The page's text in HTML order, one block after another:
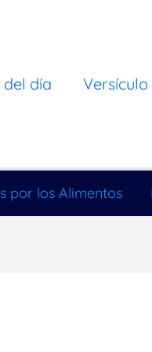
día
por los Alimentos